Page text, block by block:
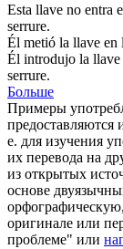
Esta llave no entra
serrure.
Él metió la llave en
Él introdujo la llave
serrure.
Больше
Примеры
предоставляются
е. для изучения
их перевода на
из открытых
основе
оригинале или
проблеме" или